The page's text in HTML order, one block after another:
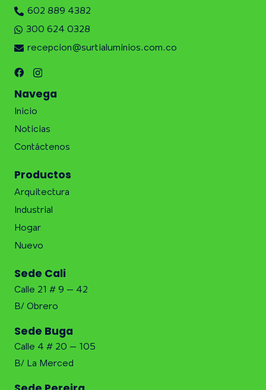
602 889 4382
300 624 0328
recepcion@surtialuminios.com.co
Navega
Inicio
Noticias
Contáctenos
Productos
Arquitectura
Industrial
Hogar
Nuevo
Sede Cali
Calle 21 # 9 – 42
B/ Obrero
Sede Buga
Calle 4 # 20 – 105
B/ La Merced